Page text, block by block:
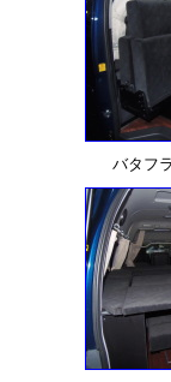
バタフ